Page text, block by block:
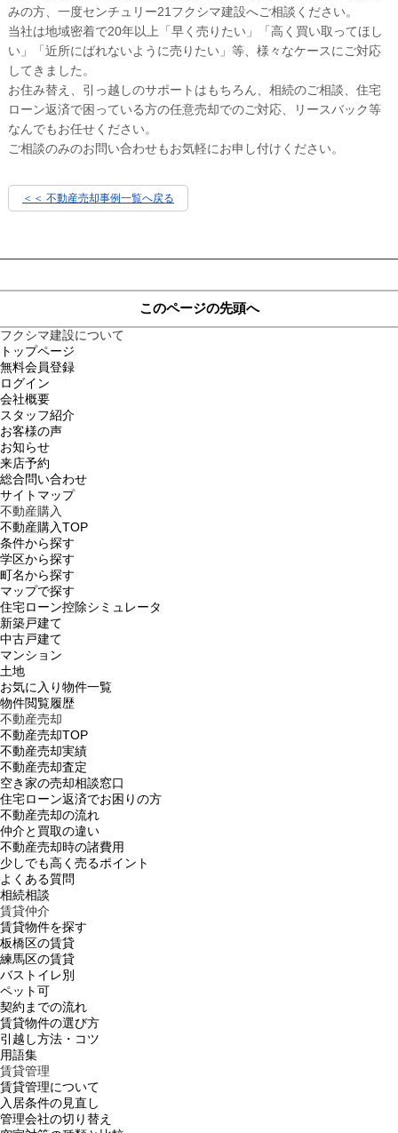
みの方、一度センチュリー21フクシマ建設へご相談ください。
当社は地域密着で20年以上「早く売りたい」「高く買い取ってほし
い」「近所にばれないように売りたい」等、様々なケースにご対応
してきました。
お住み替え、引っ越しのサポートはもちろん、相続のご相談、住宅
ローン返済で困っている方の任意売却でのご対応、リースバック等
なんでもお任せください。
ご相談のみのお問い合わせもお気軽にお申し付けください。
＜＜ 不動産売却事例一覧へ戻る
このページの先頭へ
フクシマ建設について
トップページ
無料会員登録
ログイン
会社概要
スタッフ紹介
お客様の声
お知らせ
来店予約
総合問い合わせ
サイトマップ
不動産購入
不動産購入TOP
条件から探す
学区から探す
町名から探す
マップで探す
住宅ローン控除シミュレータ
新築戸建て
中古戸建て
マンション
土地
お気に入り物件一覧
物件閲覧履歴
不動産売却
不動産売却TOP
不動産売却実績
不動産売却査定
空き家の売却相談窓口
住宅ローン返済でお困りの方
不動産売却の流れ
仲介と買取の違い
不動産売却時の諸費用
少しでも高く売るポイント
よくある質問
相続相談
賃貸仲介
賃貸物件を探す
板橋区の賃貸
練馬区の賃貸
バストイレ別
ペット可
契約までの流れ
賃貸物件の選び方
引越し方法・コツ
用語集
賃貸管理
賃貸管理について
入居条件の見直し
管理会社の切り替え